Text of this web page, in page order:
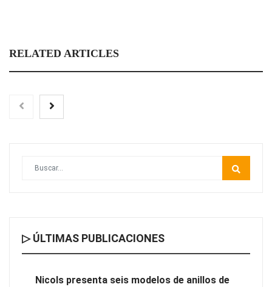
RELATED ARTICLES
eclipse solar del 12 de agosto
▷ ÚLTIMAS PUBLICACIONES
Nicols presenta seis modelos de anillos de